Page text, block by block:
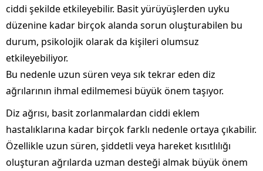
ciddi şekilde etkileyebilir. Basit yürüyüşlerden uyku
düzenine kadar birçok alanda sorun oluşturabilen bu
durum, psikolojik olarak da kişileri olumsuz
etkileyebiliyor.
Bu nedenle uzun süren veya sık tekrar eden diz
ağrılarının ihmal edilmemesi büyük önem taşıyor.
Diz ağrısı, basit zorlanmalardan ciddi eklem
hastalıklarına kadar birçok farklı nedenle ortaya çıkabilir.
Özellikle uzun süren, şiddetli veya hareket kısıtlılığı
oluşturan ağrılarda uzman desteği almak büyük önem